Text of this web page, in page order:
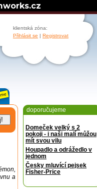
klientská zóna:
Přihlásit se | Registrovat
a
doporučujeme
Domeček velký s 2
pokoji - i naši malí můžou
mít svou vilu
Houpadlo a odrážedlo v
jednom
Česky mluvící pejsek
Fisher-Price